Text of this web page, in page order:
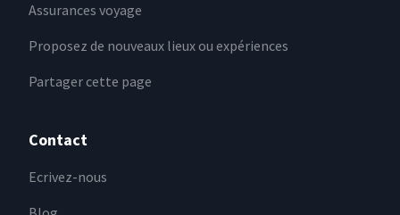
Assurances voyage
Proposez de nouveaux lieux ou expériences
Partager cette page
Contact
Ecrivez-nous